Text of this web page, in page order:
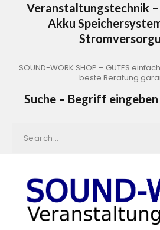
Veranstaltungstechnik –
Akku
SOUND-WORK SHOP – GUTES
beste Beratung
Suche – Begriff